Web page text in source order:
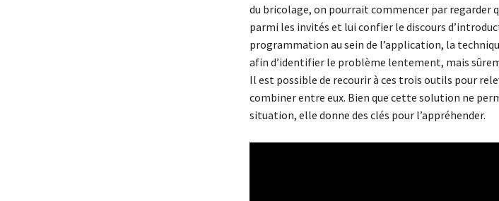
du bricolage, on pourrait commencer par regarder
parmi les invités et lui confier le discours
programmation au sein de l’application, la
afin d’identifier le problème lentement, mais
Il est possible de recourir à ces trois outils pour
combiner entre eux. Bien que cette solution ne
situation, elle donne des clés pour l’appréhender.